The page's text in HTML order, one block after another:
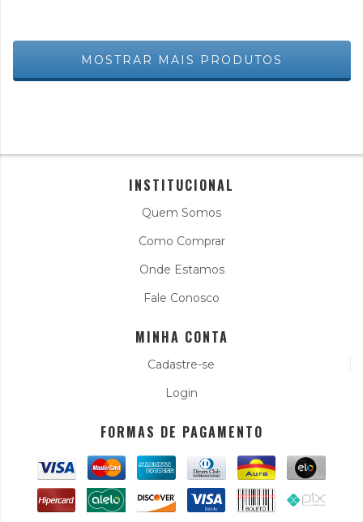
MOSTRAR MAIS PRODUTOS
INSTITUCIONAL
Quem Somos
Como Comprar
Onde Estamos
Fale Conosco
MINHA CONTA
Cadastre-se
Login
FORMAS DE PAGAMENTO